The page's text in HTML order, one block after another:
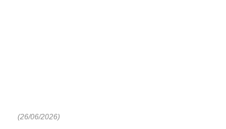
(26/06/2026)